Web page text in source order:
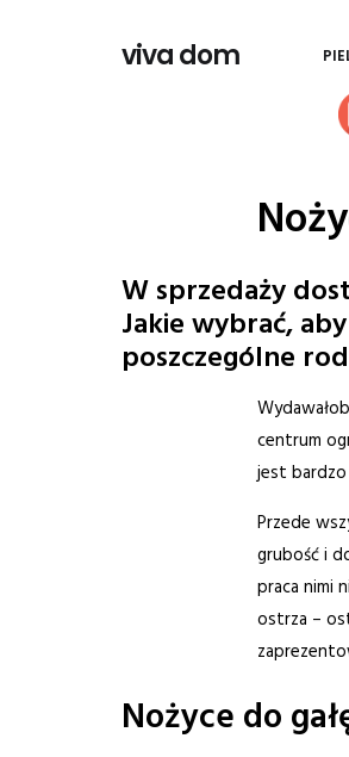
viva dom
W sprzedaży
Jakie wybrać,
poszczególne
centrum
jest bardzo
Przede
grubość i
praca nimi
ostrza –
Nożyce do